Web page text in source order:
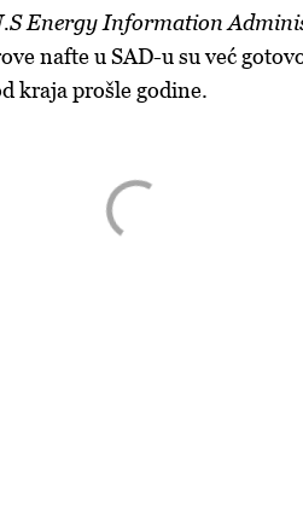
Energy Information
nafte u SAD-u su već
kraja prošle godine.